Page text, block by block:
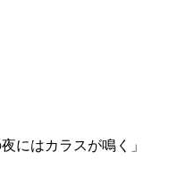
にはカラスが鳴く」